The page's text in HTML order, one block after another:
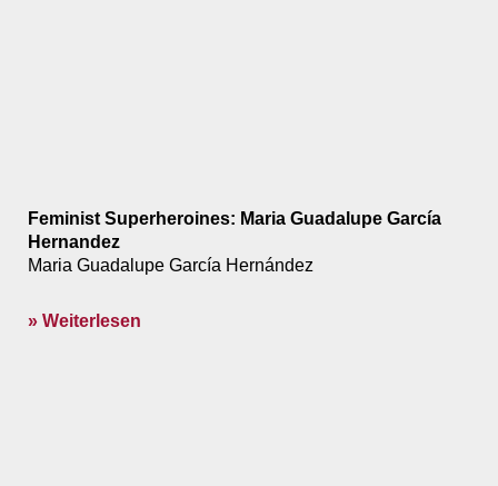
Feminist Superheroines: Maria Guadalupe García
Hernandez
Maria Guadalupe García Hernández
» Weiterlesen